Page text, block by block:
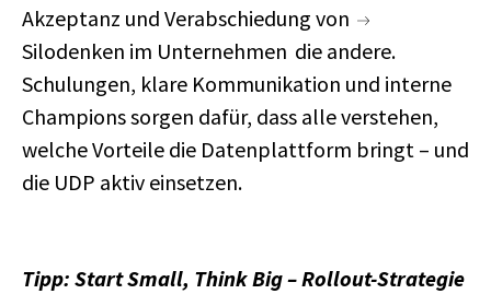
Akzeptanz und Verabschiedung von
Silodenken im Unternehmen die andere.
Schulungen, klare Kommunikation und interne
Champions sorgen dafür, dass alle verstehen,
welche Vorteile die Datenplattform bringt – und
die UDP aktiv einsetzen.
Tipp: Start Small, Think Big– Rollout-Strategie